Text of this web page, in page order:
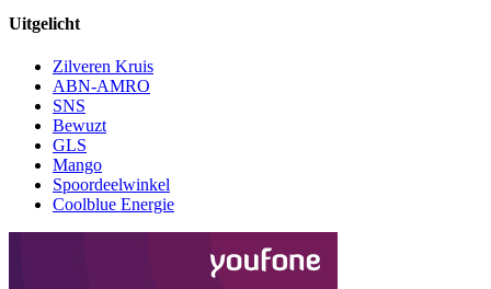
Uitgelicht
Zilveren Kruis
ABN-AMRO
SNS
Bewuzt
GLS
Mango
Spoordeelwinkel
Coolblue Energie